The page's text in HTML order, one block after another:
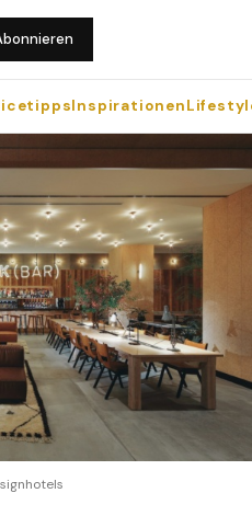
Inspirationen